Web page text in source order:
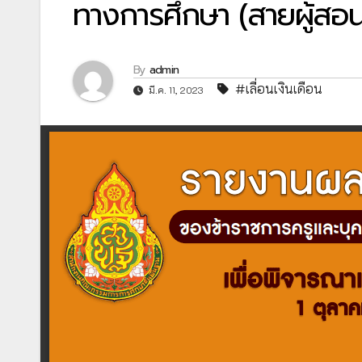
ทางการศึกษา (สายผู้สอ
By admin
มี.ค. 11, 2023 #เลื่อนเงินเดือน